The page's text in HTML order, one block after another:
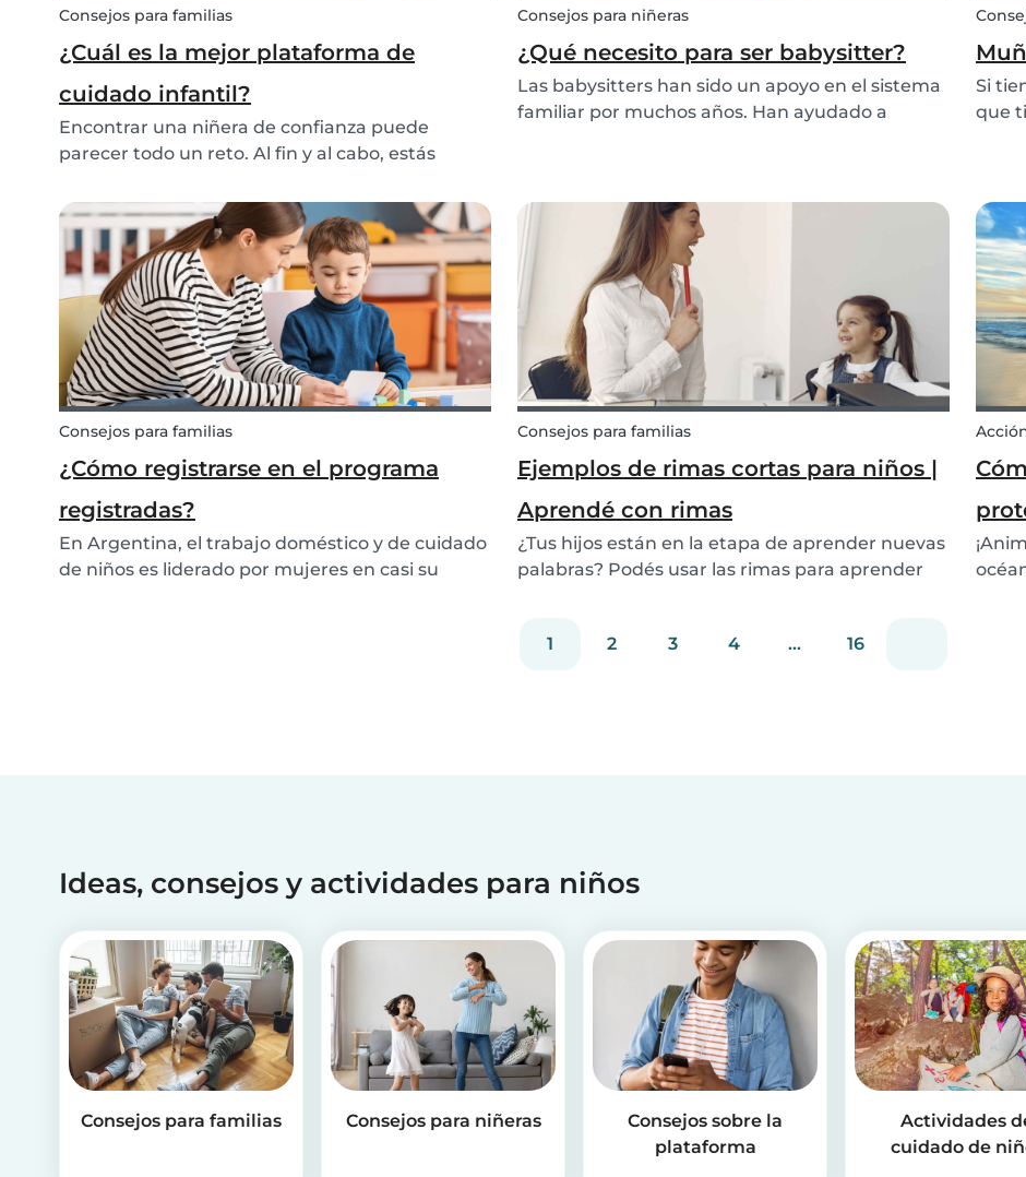
Consejos para familias
¿Cuál es la mejor plataforma de
cuidado infantil?
Encontrar una niñera de confianza puede
parecer todo un reto. Al fin y al cabo, estás
persona. Muchas personas encuentran una
niñera a través de su red personal: una vecina,
una sobrina o la hij...
Consejos para niñeras
¿Qué necesito para ser babysitter?
Las babysitters han sido un apoyo en el sistema
familiar por muchos años. Han ayudado a
los niños? ¿O b...
Si
que
hijo?
Consejos para familias
¿Cómo registrarse en el programa
registradas?
En Argentina, el trabajo doméstico y de cuidado
de niños es liderado por mujeres en casi su
Consejos para familias
Ejemplos de rimas cortas para niños |
Aprendé con rimas
¿Tus hijos están en la etapa de aprender nuevas
palabras? Podés usar las rimas para aprender
para practicar juntos.
1 2 3 4 ... 16
Ideas, consejos y actividades para niños
Consejos para familias Consejos para niñeras
Consejos sobre la
plataforma
Actividades
cuidado de